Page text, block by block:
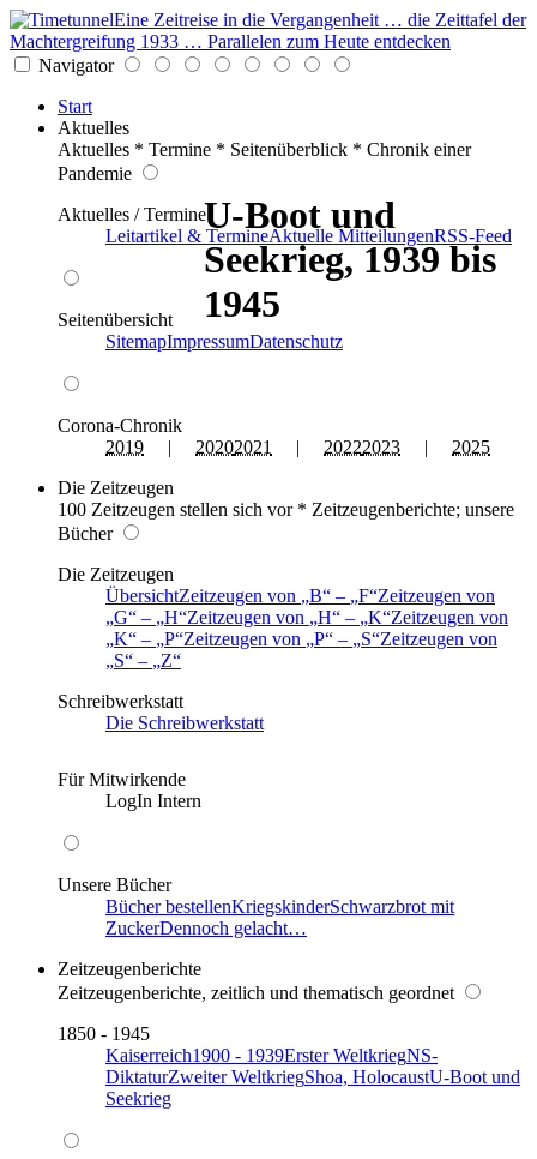
Eine Zeitreise in die Vergangenheit … die Zeittafel der
Machtergreifung 1933 … Parallelen zum Heute entdecken
Navigator
Start
Aktuelles
Aktuelles * Termine * Seitenüberblick * Chronik einer
Pandemie
Aktuelles / Termine
Leitartikel & TermineAktuelle MitteilungenRSS-Feed
Seitenübersicht
SitemapImpressumDatenschutz
Corona-Chronik
2019 | 20202021 | 20222023 | 2025
Die Zeitzeugen
100 Zeitzeugen stellen sich vor * Zeitzeugenberichte; unsere
Bücher
Die Zeitzeugen
ÜbersichtZeitzeugen von B – F Zeitzeugen von
G
– H Zeitzeugen von H – K Zeitzeugen von
K
– P Zeitzeugen von P – S Zeitzeugen von
S
–
Z
Schreibwerkstatt
Die Schreibwerkstatt
Für Mitwirkende
LogIn Intern
Unsere Bücher
Bücher bestellenKriegskinderSchwarzbrot mit
ZuckerDennoch gelacht…
Zeitzeugenberichte
Zeitzeugenberichte, zeitlich und thematisch geordnet
1850 - 1945
Kaiserreich1900 - 1939Erster WeltkriegNS-
DiktaturZweiter WeltkriegShoa, HolocaustU-Boot und
Seekrieg
U-Boot und
Seekrieg, 1939 bis
1945